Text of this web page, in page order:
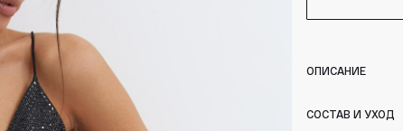
ОПИСАНИЕ
СОСТАВ И УХОД